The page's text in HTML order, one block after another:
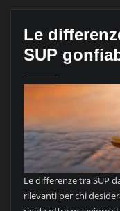
Le
SUP
Le differenze tra SUP
rilevanti per chi